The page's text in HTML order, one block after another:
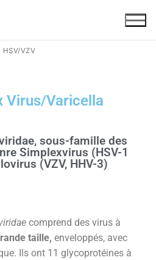
HSV/VZV
Virus/Varicella
sous-famille des
Simplexvirus (HSV-1
(VZV, HHV-3)
comprend des virus à
taille, enveloppés, avec
Ils ont 11 glycoprotéines à